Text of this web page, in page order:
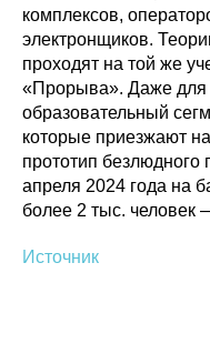
комплексов,
электронщиков.
проходят на той же
«Прорыва». Даже для
образовательный
которые приезжают
прототип безлюдного
апреля 2024 года на
более 2 тыс. человек
Источник